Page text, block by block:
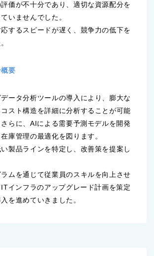
価が不十分であり、適切な資源配分を
いませんでした。
するスピードが遅く、競争力の低下を
要
ータ分析ツールの導入により、膨大な
スト構造を詳細に分析することが可能
らに、AIによる需要予測モデルを開発
庫管理の最適化を図ります。
製品ラインを特定し、改善策を提案し
ムを通じて従業員のスキルを向上させ
インフラのアップグレード計画を策定
を進めていきました。